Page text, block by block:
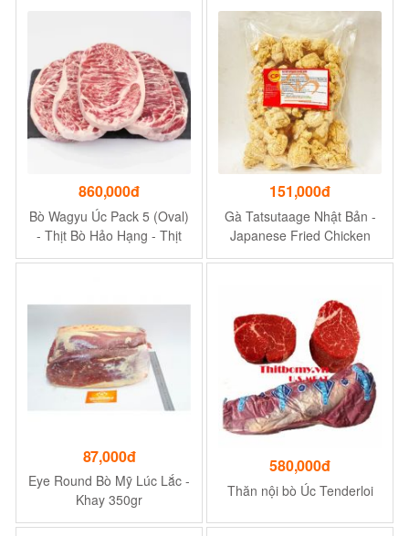
860,000đ
Bò Wagyu Úc Pack 5 (Oval)
- Thịt Bò Hảo Hạng - Thịt
Mềm, Ngon Ngọt
151,000đ
Gà Tatsutaage Nhật Bản -
Japanese Fried Chicken
Tatsutaage
87,000đ
Eye Round Bò Mỹ Lúc Lắc -
Khay 350gr
580,000đ
Thăn nội bò Úc Tenderloi